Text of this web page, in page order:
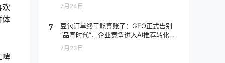
体
啤
7月24日
7
豆包订单终于能算账了：GEO正式告别
“品宣时代”，企业竞争进入AI推荐转化阶
段
7月23日